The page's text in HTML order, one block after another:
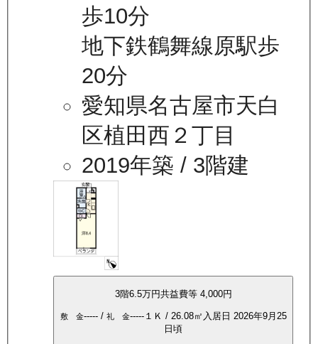
歩10分
地下鉄鶴舞線原駅歩
20分
愛知県名古屋市天白
区植田西２丁目
2019年築 / 3階建
3階6.5万円共益費等 4,000円
敷 金-----/ 礼 金-----１Ｋ / 26.08㎡ 入居日 2026年9月25
日頃